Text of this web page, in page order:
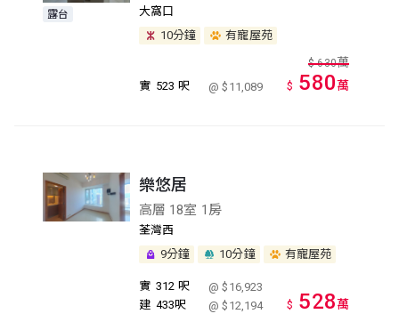
露台
大窩口
10分鐘
有寵屋苑
實 523 呎 @ $11,089
$ 630萬
$ 580萬
樂悠居
高層 18室 1房
荃灣西
9分鐘
10分鐘 有寵屋苑
實 312 呎
@ $16,923
建 433呎 @ $12,194 $ 528萬